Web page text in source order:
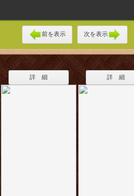
前を表示 次を表示
詳 細 詳 細